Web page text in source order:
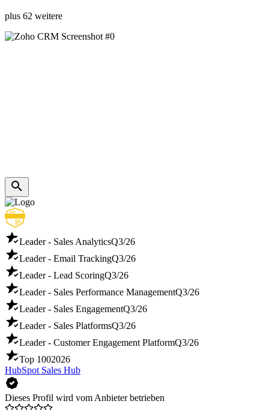
plus 62 weitere
Leader - Sales AnalyticsQ3/26
Leader - Email TrackingQ3/26
Leader - Lead ScoringQ3/26
Leader - Sales Performance ManagementQ3/26
Leader - Sales EngagementQ3/26
Leader - Sales PlatformsQ3/26
Leader - Customer Engagement PlatformQ3/26
Top 1002026
HubSpot Sales Hub
Dieses Profil wird vom Anbieter betrieben